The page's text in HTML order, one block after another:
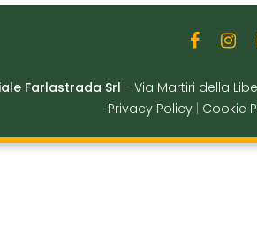
Farlastrada Srl - Via Martiri della
Privacy Policy
Cookie